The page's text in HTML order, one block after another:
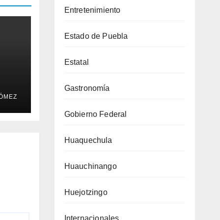
Entretenimiento
Estado de Puebla
Estatal
Gastronomía
Gobierno Federal
Huaquechula
Huauchinango
Huejotzingo